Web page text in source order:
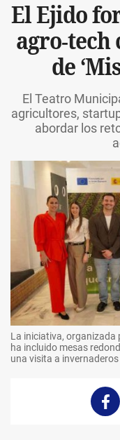
El Ejido
de
El Teatro
agricultores,
abordar los
La iniciativa, organizada
ha incluido mesas
una visita a